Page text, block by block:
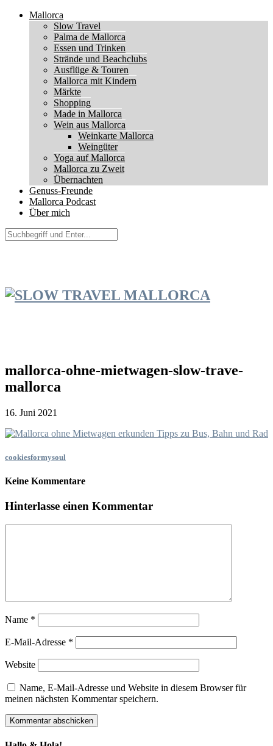
Mallorca
Slow Travel
Palma de Mallorca
Essen und Trinken
Strände und Beachclubs
Ausflüge & Touren
Mallorca mit Kindern
Märkte
Shopping
Made in Mallorca
Wein aus Mallorca
Weinkarte Mallorca
Weingüter
Yoga auf Mallorca
Mallorca zu Zweit
Übernachten
Genuss-Freunde
Mallorca Podcast
Über mich
mallorca-ohne-mietwagen-slow-trave-
mallorca
16. Juni 2021
cookiesformysoul
Keine Kommentare
Hinterlasse einen Kommentar
Name *
E-Mail-Adresse *
Website
Name, E-Mail-Adresse und Website in diesem Browser für
meinen nächsten Kommentar speichern.